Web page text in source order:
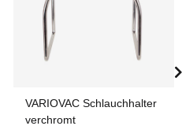
VARIOVAC Schlauchhalter
verchromt